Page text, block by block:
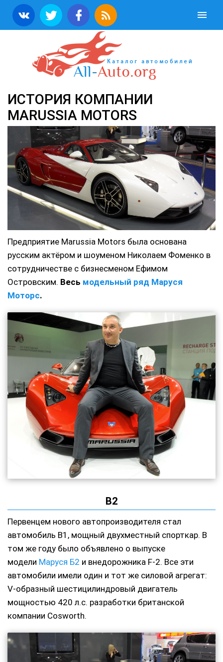
ИСТОРИЯ КОМПАНИИ
MARUSSIA MOTORS
Предприятие Marussia Motors была основана
русским актёром и шоуменом Николаем Фоменко в
сотрудничестве с бизнесменом Ефимом
Островским. Весь модельный ряд Маруся
Моторс.
В2
Первенцем нового автопроизводителя стал
автомобиль В1, мощный двухместный спорткар. В
том же году было объявлено о выпуске
модели Маруся Б2 и внедорожника F-2. Все эти
автомобили имели один и тот же силовой агрегат:
V-образный шестицилиндровый двигатель
мощностью 420 л.с. разработки британской
компании Cosworth.